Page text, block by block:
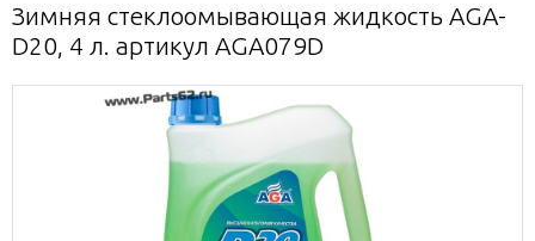
Зимняя стеклоомывающая жидкость AGA-
D20, 4 л. артикул AGA079D